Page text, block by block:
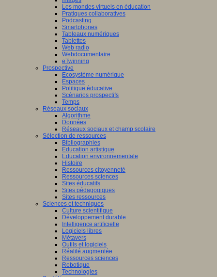
Les mondes virtuels en éducation
Pratiques collaboratives
Podcasting
Smartphones
Tableaux numériques
Tablettes
Web radio
Webdocumentaire
eTwinning
Prospective
Ecosystème numérique
Espaces
Politique éducative
Scénarios prospectifs
Temps
Réseaux sociaux
Algorithme
Données
Réseaux sociaux et champ scolaire
Sélection de ressources
Bibliographies
Education artistique
Education environnementale
Histoire
Ressources citoyenneté
Ressources sciences
Sites éducatifs
Sites pédagogiques
Sites ressources
Sciences et techniques
Culture scientifique
Développement durable
Intelligence artificielle
Logiciels libres
Métavers
Outils et logiciels
Réalité augmentée
Ressources sciences
Robotique
Technologies